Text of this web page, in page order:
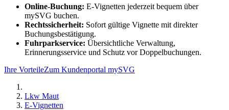
Online-Buchung: E-Vignetten jederzeit bequem über
mySVG buchen.
Rechtssicherheit: Sofort gültige Vignette mit direkter
Buchungsbestätigung.
Fuhrparkservice: Übersichtliche Verwaltung,
Erinnerungsservice und Schutz vor Doppelbuchungen.
Ihre VorteileZum Kundenportal mySVG
Lkw Maut
E-Vignetten